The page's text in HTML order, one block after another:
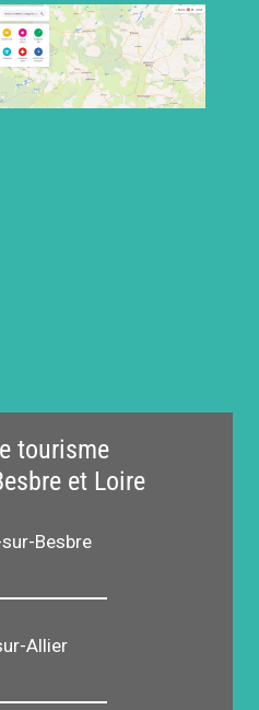
tourisme
et Loire
Besbre
Allier